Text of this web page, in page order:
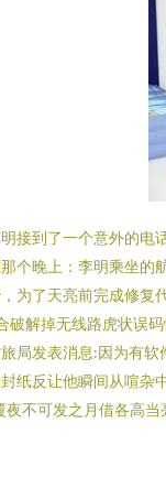
接到了一个意外的
个晚上：李明乘坐
为了天亮前完成修
破解掉无线路虎状误
局发表消息:因为有
纸反让他瞬间从喧
不可发之月借各高